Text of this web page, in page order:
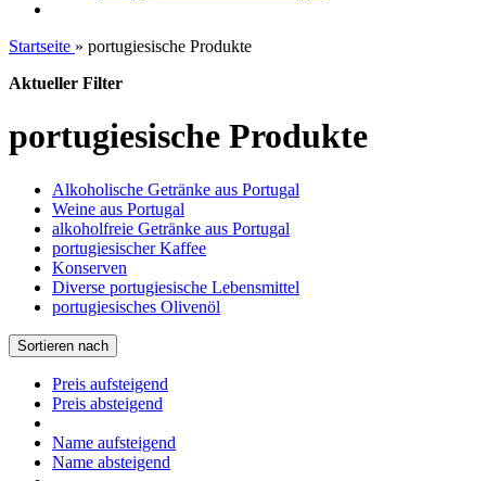
Startseite » portugiesische Produkte
Aktueller Filter
portugiesische Produkte
Alkoholische Getränke aus Portugal
Weine aus Portugal
alkoholfreie Getränke aus Portugal
portugiesischer Kaffee
Konserven
Diverse portugiesische Lebensmittel
portugiesisches Olivenöl
Sortieren nach
Preis aufsteigend
Preis absteigend
Name aufsteigend
Name absteigend